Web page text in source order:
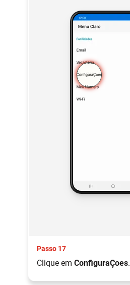
Passo 17
Clique em ConfiguraÇoes.